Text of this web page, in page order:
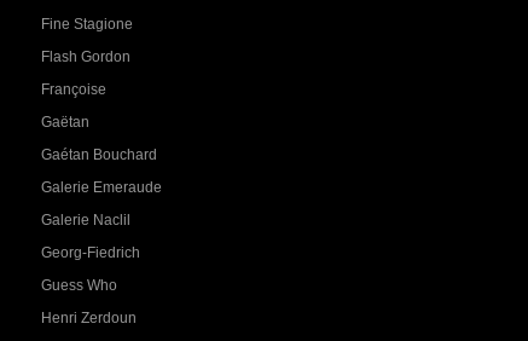
Fine Stagione
Flash Gordon
Françoise
Gaëtan
Gaétan Bouchard
Galerie Emeraude
Galerie Naclil
Georg-Fiedrich
Guess Who
Henri Zerdoun